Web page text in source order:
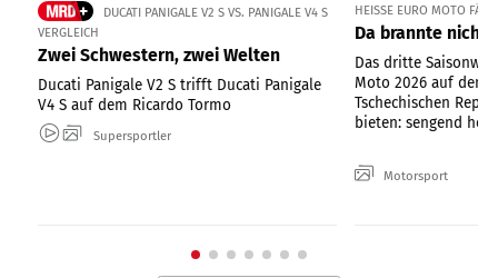
DUCATI PANIGALE V2 S VS. PANIGALE V4 S
VERGLEICH
Zwei Schwestern, zwei Welten
Ducati Panigale V2 S trifft Ducati Panigale
V4 S auf dem Ricardo Tormo
Supersportler
HEISSE EURO MOTO
Da brannte nicht
Das dritte
Moto 2026 auf dem
Tschechischen
bieten: sengend
Motorsport